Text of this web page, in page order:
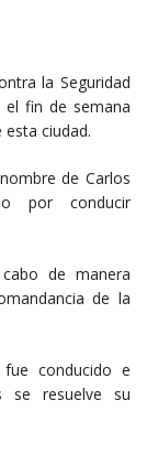
la Seguridad
fin de semana
ciudad.
de Carlos
por conducir
de manera
de la
conducido e
se resuelve su